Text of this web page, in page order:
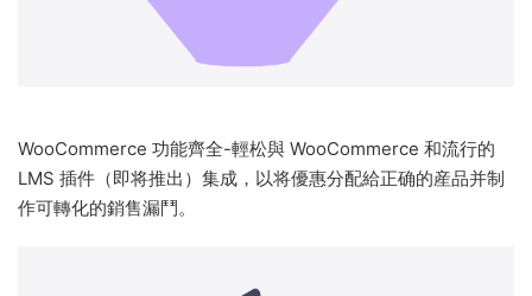
WooCommerce 功能齊全-輕松與 WooCommerce 和流行的
LMS 插件（即将推出）集成，以将優惠分配給正确的産品并制
作可轉化的銷售漏鬥。